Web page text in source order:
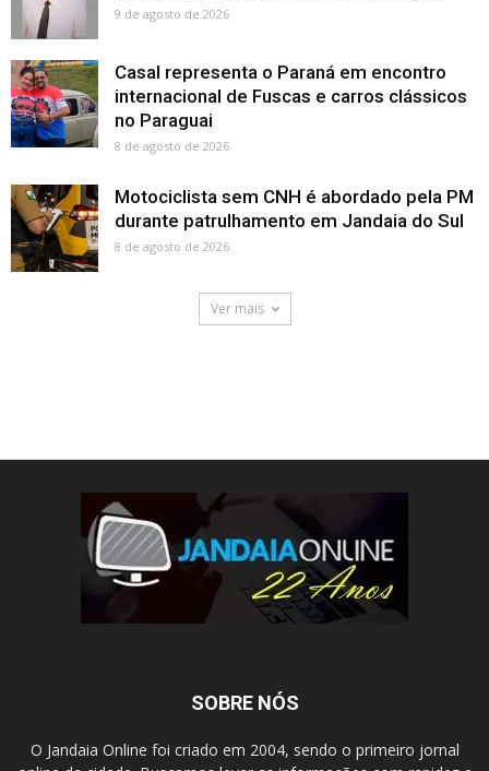
9 de agosto de 2026
Casal representa o Paraná em encontro
internacional de Fuscas e carros clássicos
no Paraguai
8 de agosto de 2026
Motociclista sem CNH é abordado pela PM
durante patrulhamento em Jandaia do Sul
8 de agosto de 2026
Ver mais
SOBRE NÓS
O Jandaia Online foi criado em 2004, sendo o primeiro jornal